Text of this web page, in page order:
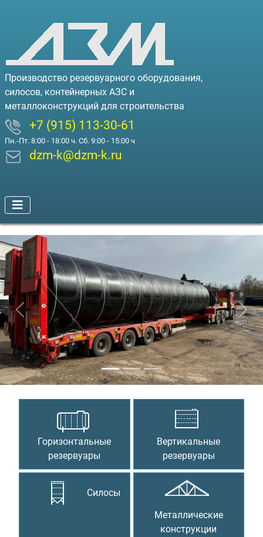
Производство резервуарного оборудования,
силосов, контейнерных АЗС и
металлоконструкций для строительства
+7 (915) 113-30-61
Пн.-Пт. 8:00 - 18:00 ч. Сб. 9:00 - 15:00 ч
dzm-k@dzm-k.ru
Предыдущий
Горизонтальные
резервуары
Вертикальные
резервуары
Силосы
Металлические
конструкции